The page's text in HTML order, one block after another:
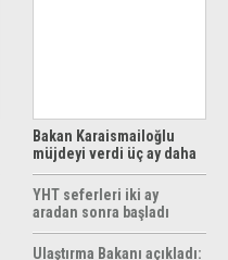
Bakan Karaismailoğlu
müjdeyi verdi üç ay daha
ücretsiz
YHT seferleri iki ay
aradan sonra başladı
Ulaştırma Bakanı açıkladı: